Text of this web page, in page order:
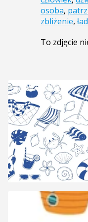
osoba,
zbliżenie,
To zdjęcie